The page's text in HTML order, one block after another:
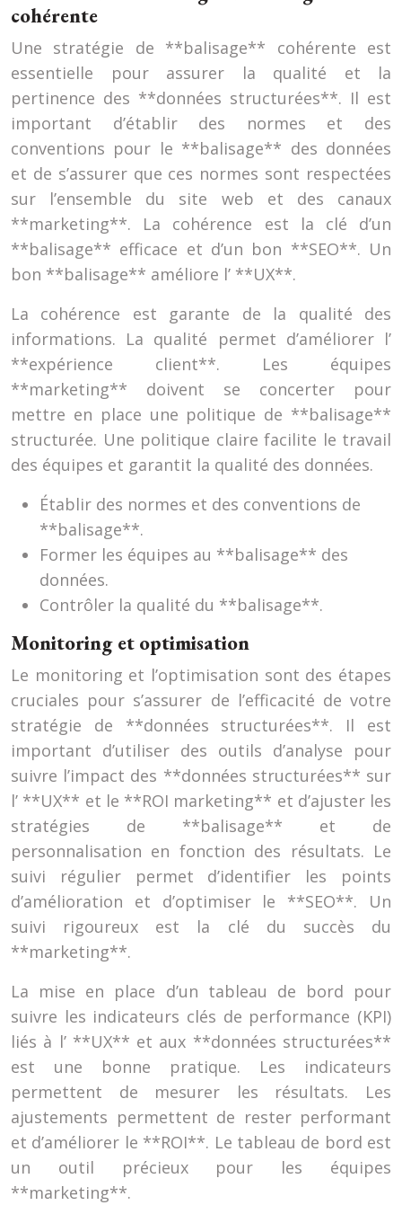
cohérente
Une stratégie de **balisage** cohérente est
essentielle pour assurer la qualité et la
pertinence des **données structurées**. Il est
important d’établir des normes et des
conventions pour le **balisage** des données
et de s’assurer que ces normes sont respectées
sur l’ensemble du site web et des canaux
**marketing**. La cohérence est la clé d’un
**balisage** efficace et d’un bon **SEO**. Un
bon **balisage** améliore l’ **UX**.
La cohérence est garante de la qualité des
informations. La qualité permet d’améliorer l’
**expérience client**. Les équipes
**marketing** doivent se concerter pour
mettre en place une politique de **balisage**
structurée. Une politique claire facilite le travail
des équipes et garantit la qualité des données.
Établir des normes et des conventions de
**balisage**.
Former les équipes au **balisage** des
données.
Contrôler la qualité du **balisage**.
Monitoring et optimisation
Le monitoring et l’optimisation sont des étapes
cruciales pour s’assurer de l’efficacité de votre
stratégie de **données structurées**. Il est
important d’utiliser des outils d’analyse pour
suivre l’impact des **données structurées** sur
l’ **UX** et le **ROI marketing** et d’ajuster les
stratégies de **balisage** et de
personnalisation en fonction des résultats. Le
suivi régulier permet d’identifier les points
d’amélioration et d’optimiser le **SEO**. Un
suivi rigoureux est la clé du succès du
**marketing**.
La mise en place d’un tableau de bord pour
suivre les indicateurs clés de performance (KPI)
liés à l’ **UX** et aux **données structurées**
est une bonne pratique. Les indicateurs
permettent de mesurer les résultats. Les
ajustements permettent de rester performant
et d’améliorer le **ROI**. Le tableau de bord est
un outil précieux pour les équipes
**marketing**.